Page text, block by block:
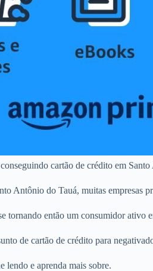
cartão de crédito em
Antônio do Tauá, muitas empresas
tornando então um consumidor
de cartão de crédito para
lendo e aprenda mais sobre.